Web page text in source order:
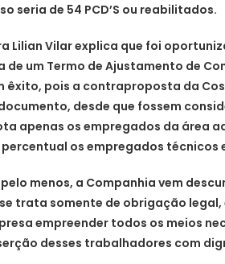
seria de 54 PCD’S ou reabilitados.
Lilian Vilar explica que foi
de um Termo de Ajustamento de
êxito, pois a contraproposta da
desde que fossem
apenas os empregados da área
os empregados técnicos
pelo menos, a Companhia vem
trata somente de obrigação legal,
empreender todos os meios
desses trabalhadores com